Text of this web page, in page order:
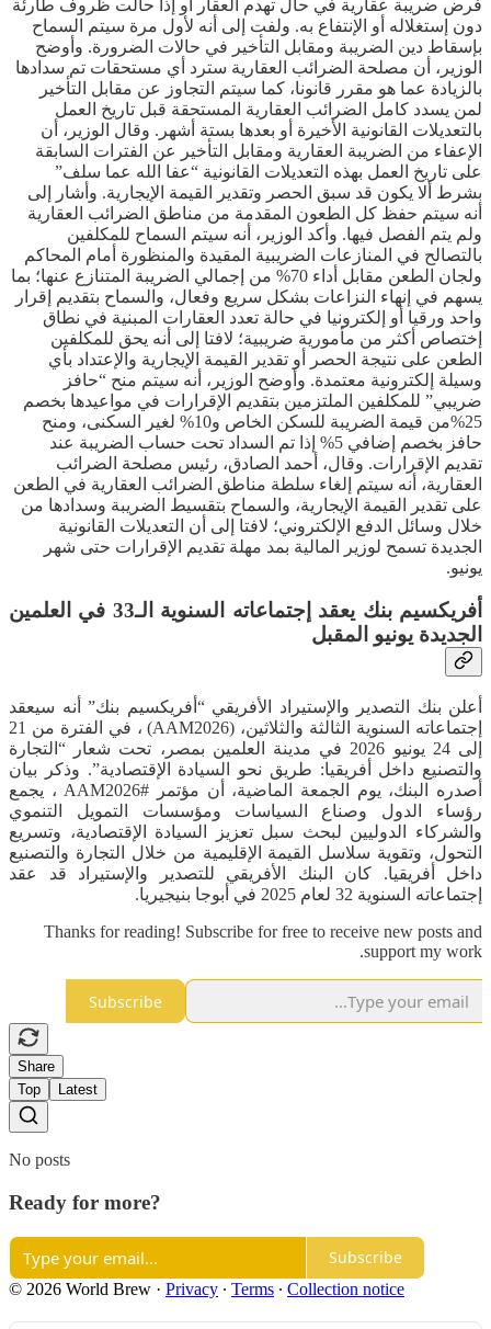
فرض ضريبة عقارية في حال تهدم العقار أو إذا حالت ظروف طارئة
دون إستغلاله أو الإنتفاع به. ولفت إلى أنه لأول مرة سيتم السماح
بإسقاط دين الضريبة ومقابل التأخير في حالات الضرورة. وأوضح
الوزير، أن مصلحة الضرائب العقارية سترد أي مستحقات تم سدادها
بالزيادة عما هو مقرر قانونا، كما سيتم التجاوز عن مقابل التأخير
لمن يسدد كامل الضرائب العقارية المستحقة قبل تاريخ العمل
بالتعديلات القانونية الأخيرة أو بعدها بستة أشهر. وقال الوزير، أن
الإعفاء من الضريبة العقارية ومقابل التأخير عن الفترات السابقة
على تاريخ العمل بهذه التعديلات القانونية “عفا الله عما سلف”
بشرط ألا يكون قد سبق الحصر وتقدير القيمة الإيجارية. وأشار إلى
أنه سيتم حفظ كل الطعون المقدمة من مناطق الضرائب العقارية
ولم يتم الفصل فيها. وأكد الوزير، أنه سيتم السماح للمكلفين
بالتصالح في المنازعات الضريبية المقيدة والمنظورة أمام المحاكم
ولجان الطعن مقابل أداء 70% من إجمالي الضريبة المتنازع عنها؛ بما
يسهم في إنهاء النزاعات بشكل سريع وفعال، والسماح بتقديم إقرار
واحد ورقيا أو إلكترونيا في حالة تعدد العقارات المبنية في نطاق
إختصاص أكثر من مأمورية ضريبية؛ لافتا إلى أنه يحق للمكلفين
الطعن على نتيجة الحصر أو تقدير القيمة الإيجارية والإعتداد بأي
وسيلة إلكترونية معتمدة. وأوضح الوزير، أنه سيتم منح “حافز
ضريبي” للمكلفين الملتزمين بتقديم الإقرارات في مواعيدها بخصم
25%من قيمة الضريبة للسكن الخاص و10% لغير السكنى، ومنح
حافز بخصم إضافي 5% إذا تم السداد تحت حساب الضريبة عند
تقديم الإقرارات. وقال، أحمد الصادق، رئيس مصلحة الضرائب
العقارية، أنه سيتم إلغاء سلطة مناطق الضرائب العقارية في الطعن
على تقدير القيمة الإيجارية، والسماح بتقسيط الضريبة وسدادها من
خلال وسائل الدفع الإلكتروني؛ لافتا إلى أن التعديلات القانونية
الجديدة تسمح لوزير المالية بمد مهلة تقديم الإقرارات حتى شهر
يونيو.
أفريكسيم بنك يعقد إجتماعاته السنوية الـ33 في العلمين
الجديدة يونيو المقبل
أعلن بنك التصدير والإستيراد الأفريقي “أفريكسيم بنك” أنه سيعقد
إجتماعاته السنوية الثالثة والثلاثين، (AAM2026) ، في الفترة من 21
إلى 24 يونيو 2026 في مدينة العلمين بمصر، تحت شعار “التجارة
والتصنيع داخل أفريقيا: طريق نحو السيادة الإقتصادية”. وذكر بيان
أصدره البنك، يوم الجمعة الماضية، أن مؤتمر #AAM2026 ، يجمع
رؤساء الدول وصناع السياسات ومؤسسات التمويل التنموي
والشركاء الدوليين لبحث سبل تعزيز السيادة الإقتصادية، وتسريع
التحول، وتقوية سلاسل القيمة الإقليمية من خلال التجارة والتصنيع
داخل أفريقيا. كان البنك الأفريقي للتصدير والإستيراد قد عقد
إجتماعاته السنوية 32 لعام 2025 في أبوجا بنيجيريا.
Thanks for reading! Subscribe for free to receive new posts and
support my work.
Subscribe
Share
Top
Latest
No posts
Ready for more?
Subscribe
© 2026 World Brew · Privacy ∙ Terms ∙ Collection notice